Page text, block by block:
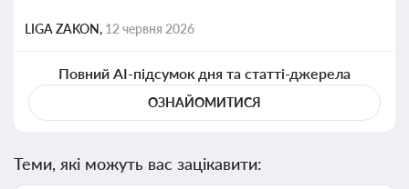
LIGA ZAKON, 12 червня 2026
Повний AI-підсумок дня та статті-джерела
ОЗНАЙОМИТИСЯ
Теми, які можуть вас зацікавити: